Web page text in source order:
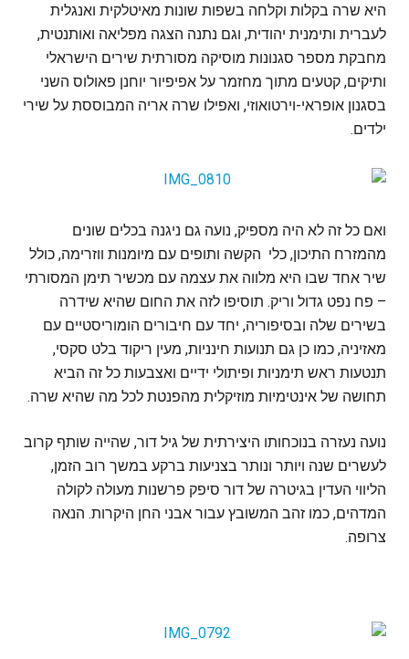
היא שרה בקלות וקלחה בשפות שונות מאיטלקית ואנגלית
לעברית ותימנית יהודית, וגם נתנה הצגה מפליאה ואותנטית,
מחבקת מספר סגנונות מוסיקה מסורתית שירים הישראלי
ותיקים, קטעים מתוך מחזמר על אפיפיור יוחנן פאולוס השני
בסגנון אופראי-וירטואוזי, ואפילו שרה אריה המבוססת על שירי
ילדים.
ואם כל זה לא היה מספיק, נועה גם ניגנה בכלים שונים
מהמזרח התיכון, כלי הקשה ותופים עם מיומנות ווזרימה, כולל
שיר אחד שבו היא מלווה את עצמה עם מכשיר תימן המסורתי
– פח נפט גדול וריק. תוסיפו לזה את החום שהיא שידרה
בשירים שלה ובסיפוריה, יחד עם חיבורים הומוריסטיים עם
מאזיניה, כמו כן גם תנועות חינניות, מעין ריקוד בלט סקסי,
תנטעות ראש תימניות ופיתולי ידיים ואצבעות כל זה הביא
תחושה של אינטימיות מוזיקלית מהפנטת לכל מה שהיא שרה.
נועה נעזרה בנוכחותו היצירתית של גיל דור, שהייה שותף קרוב
לעשרים שנה ויותר ונותר בצניעות ברקע במשך רוב הזמן,
הליווי העדין בגיטרה של דור סיפק פרשנות מעולה לקולה
המדהים, כמו זהב המשובץ עבור אבני החן היקרות. הנאה
צרופה.